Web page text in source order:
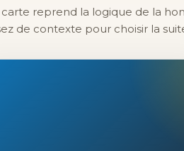
carte reprend la logique de la
de contexte pour choisir la